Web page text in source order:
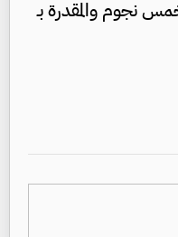
نجوم والمقدرة بـ